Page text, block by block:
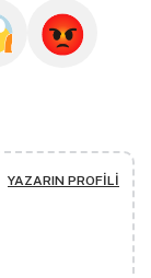
id molestie
facilisis
analiz
YAZARIN PROFILI